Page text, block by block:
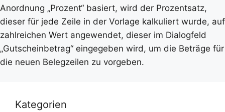
Anordnung „Prozent“ basiert, wird der Prozentsatz,
dieser für jede Zeile in der Vorlage kalkuliert wurde, auf
zahlreichen Wert angewendet, dieser im Dialogfeld
„Gutscheinbetrag“ eingegeben wird, um die Beträge für
die neuen Belegzeilen zu vorgeben.
Kategorien